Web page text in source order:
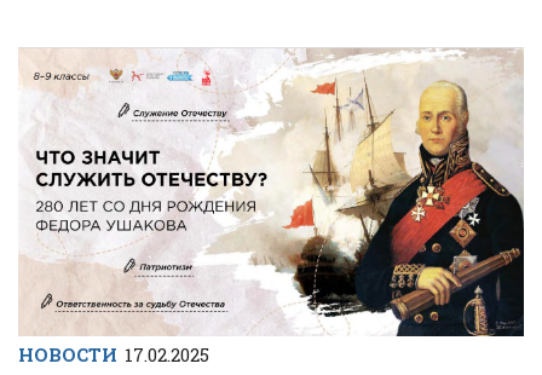
НОВОСТИ 17.02.2025